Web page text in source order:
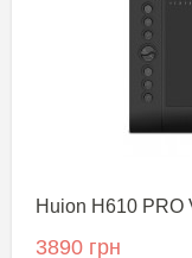
Huion H610 PRO
3890 грн